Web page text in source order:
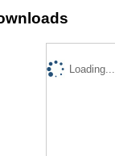
Loading...